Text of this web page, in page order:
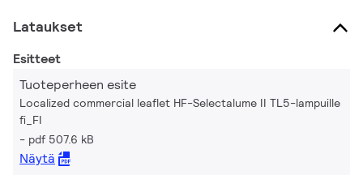
Lataukset
Esitteet
Tuoteperheen esite
Localized commercial leaflet HF-Selectalume II TL5-lampuille
fi_FI
pdf 507.6 kB
Näytä